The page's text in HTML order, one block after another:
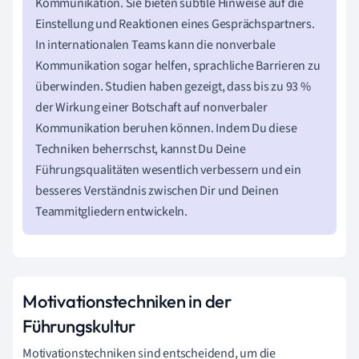
Einstellung und Reaktionen eines Gesprächspartners.
In internationalen Teams kann die nonverbale
Kommunikation sogar helfen, sprachliche Barrieren zu
überwinden. Studien haben gezeigt, dass bis zu 93 %
der Wirkung einer Botschaft auf nonverbaler
Kommunikation beruhen können. Indem Du diese
Techniken beherrschst, kannst Du Deine
Führungsqualitäten wesentlich verbessern und ein
besseres Verständnis zwischen Dir und Deinen
Teammitgliedern entwickeln.
Motivationstechniken in der
Führungskultur
Motivationstechniken sind entscheidend, um die